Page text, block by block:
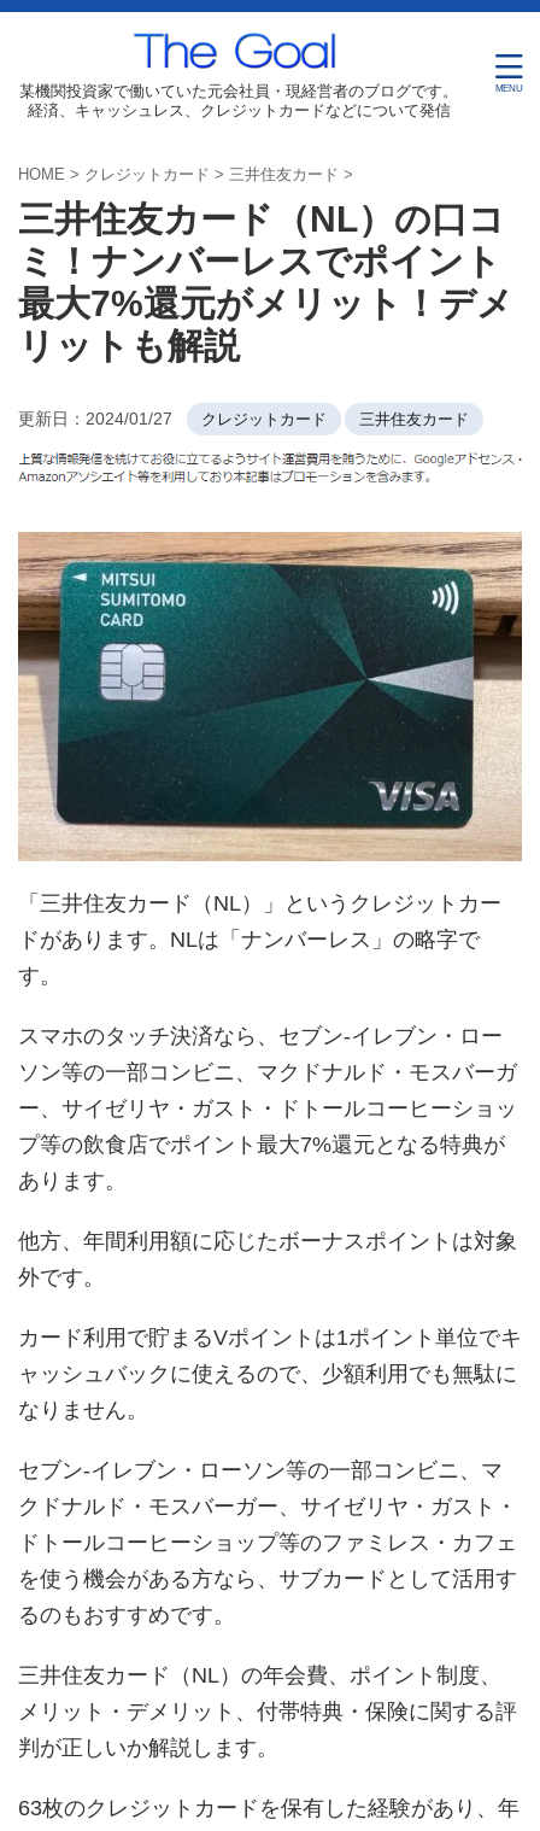
某機関投資家で働いていた元会社員・現経営者のブログです。
経済、キャッシュレス、クレジットカードなどについて発信
HOME > クレジットカード > 三井住友カード >
三井住友カード（NL）の口コ
ミ！ナンバーレスでポイント
最大7%還元がメリット！デメ
リットも解説
更新日： 2024/01/27 クレジットカード 三井住友カード
「三井住友カード（NL）」というクレジットカー
ドがあります。NLは「ナンバーレス」の略字で
す。
スマホのタッチ決済なら、セブン-イレブン・ロー
ソン等の一部コンビニ、マクドナルド・モスバーガ
ー、サイゼリヤ・ガスト・ドトールコーヒーショッ
プ等の飲食店でポイント最大7%還元となる特典が
あります。
他方、年間利用額に応じたボーナスポイントは対象
外です。
カード利用で貯まるVポイントは1ポイント単位でキ
ャッシュバックに使えるので、少額利用でも無駄に
なりません。
セブン-イレブン・ローソン等の一部コンビニ、マ
クドナルド・モスバーガー、サイゼリヤ・ガスト・
ドトールコーヒーショップ等のファミレス・カフェ
を使う機会がある方なら、サブカードとして活用す
るのもおすすめです。
三井住友カード（NL）の年会費、ポイント制度、
メリット・デメリット、付帯特典・保険に関する評
判が正しいか解説します。
63枚のクレジットカードを保有した経験があり、年